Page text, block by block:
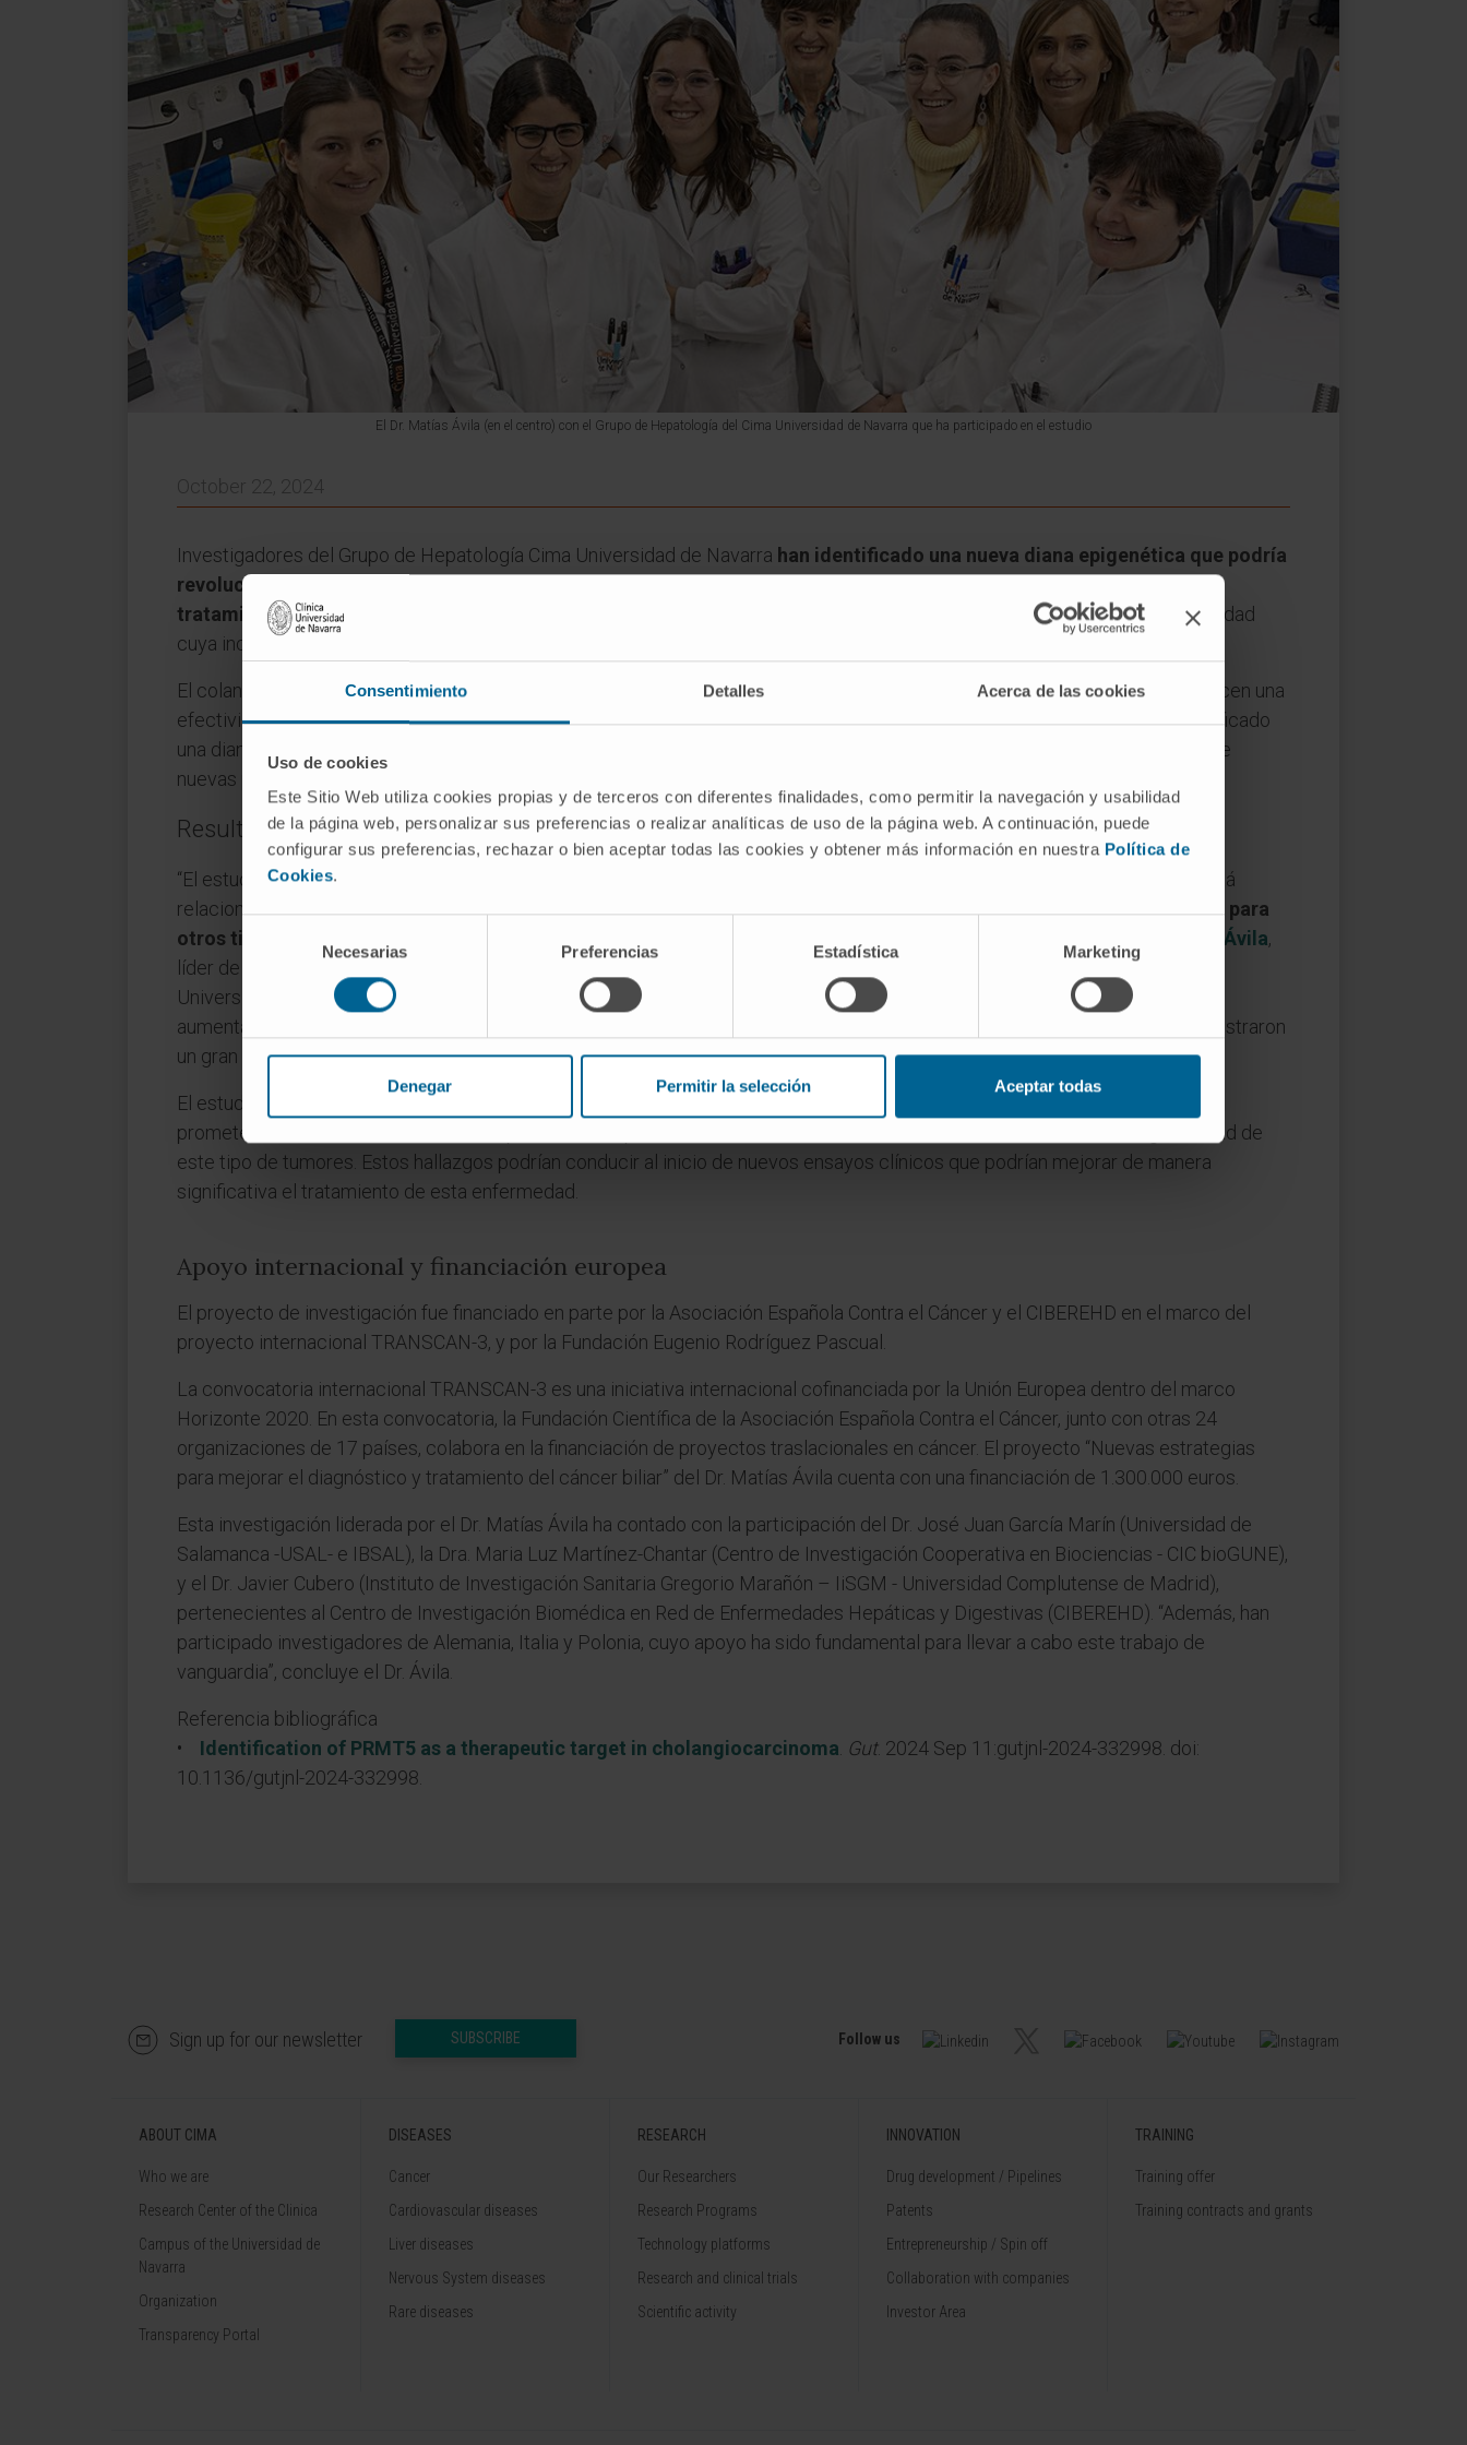
Consentimiento Detalles Acerca de las cookies
Uso de cookies
Este Sitio Web utiliza cookies propias y de terceros con diferentes finalidades, como permitir la navegación y usabilidad
de la página web, personalizar sus preferencias o realizar analíticas de uso de la página web. A continuación, puede
configurar sus preferencias, rechazar o bien aceptar todas las cookies y obtener más información en nuestra Política de
Cookies.
consentimiento
Necesarias Preferencias Estadística Marketing
Denegar Permitir la selección Aceptar todas
El Dr. Matías Ávila (en el centro) con el Grupo de Hepatología del Cima Universidad de Navarra que ha participado en el estudio
October 22, 2024
Investigadores del Grupo de Hepatología Cima Universidad de Navarra han identificado una nueva diana epigenética que podría
revolucionar el tratamiento del colangiocarcinoma (CCA), un cáncer de hígado especialmente agresivo y de difícil
tratamiento. Los resultados, publicados en la revista británica
, aportan una nueva esperanza para combatir una enfermedad
cuya incidencia ha ido en aumento en los últimos años.
El colangiocarcinoma representa uno de los mayores retos terapéuticos en oncología, ya que los tratamientos actuales ofrecen una
efectividad limitada. El equipo de investigación del Cima, junto con sus colaboradores nacionales e internacionales, ha identificado
una diana terapéutica, la enzima PRMT5, que desempeña un papel crucial en la progresión del CCA. Este descubrimiento abre
nuevas posibilidades para el desarrollo de tratamientos más efectivos.
Resultados prometedores en modelos experimentales
“El estudio revela que los niveles de la enzima PRMT5 se encuentran aumentados en pacientes con CCA, y este aumento está
relacionado con una enfermedad más avanzada.Al bloquear la enzima PRMT5 empleando medicamentos ya aprobados para
otros tipos de tumores, hemos logrado detener el crecimiento de las células tumorales de CCA
l Dr. Matías Ávila,
líder de la investigación y codirector del
, integrado en el Cancer Center Clínica
Universidad de Navarra. Además, observaron que la combinación de estos inhibidores con quimioterapias convencionales
aumentaba significativamente el efecto antitumoral. Estos resultados fueron validados en modelos preclínicos de ratón y mostraron
un gran potencial terapéutico.
El estudio destaca la importancia de las alteraciones epigenéticas en el CCA y sugiere que PRMT5 es una diana terapéutica
prometedora. Además, ofrece una comprensión más profunda de los mecanismos moleculares involucrados en la agresividad de
este tipo de tumores. Estos hallazgos podrían conducir al inicio de nuevos ensayos clínicos que podrían mejorar de manera
significativa el tratamiento de esta enfermedad.
Apoyo internacional y financiación europea
El proyecto de investigación fue financiado en parte por la Asociación Española Contra el Cáncer y el CIBEREHD en el marco del
proyecto internacional TRANSCAN-3, y por la Fundación Eugenio Rodríguez Pascual.
La convocatoria internacional TRANSCAN-3 es una iniciativa internacional cofinanciada por la Unión Europea dentro del marco
Horizonte 2020. En esta convocatoria, la Fundación Científica de la Asociación Española Contra el Cáncer, junto con otras 24
organizaciones de 17 países, colabora en la financiación de proyectos traslacionales en cáncer. El proyecto “Nuevas estrategias
para mejorar el diagnóstico y tratamiento del cáncer biliar” del Dr. Matías Ávila cuenta con una financiación de 1.300.000 euros.
Esta investigación liderada por el Dr. Matías Ávila ha contado con la participación del Dr. José Juan García Marín (Universidad de
Salamanca -USAL- e IBSAL), la Dra. Maria Luz Martínez-Chantar (Centro de Investigación Cooperativa en Biociencias - CIC bioGUNE),
y el Dr. Javier Cubero (Instituto de Investigación Sanitaria Gregorio Marañón – IiSGM - Universidad Complutense de Madrid),
pertenecientes al Centro de Investigación Biomédica en Red de Enfermedades Hepáticas y Digestivas (CIBEREHD). “Además, han
participado investigadores de Alemania, Italia y Polonia, cuyo apoyo ha sido fundamental para llevar a cabo este trabajo de
vanguardia”, concluye el Dr. Ávila.
Referencia bibliográfica
•
Identification of PRMT5 as a therapeutic target in cholangiocarcinoma. Gut. 2024 Sep 11:gutjnl-2024-332998. doi:
10.1136/gutjnl-2024-332998.
Sign up for our newsletter SUBSCRIBE Follow us
ABOUT CIMA
Who we are
Research Center of the Clinica
Campus of the Universidad de
Navarra
Organization
Transparency Portal
DISEASES
Cancer
Cardiovascular diseases
Liver diseases
Nervous System diseases
Rare diseases
RESEARCH
Our Researchers
Research Programs
Technology platforms
Research and clinical trials
Scientific activity
INNOVATION
Drug development / Pipelines
Patents
Entrepreneurship / Spin off
Collaboration with companies
Investor Area
TRAINING
Training offer
Training contracts and grants